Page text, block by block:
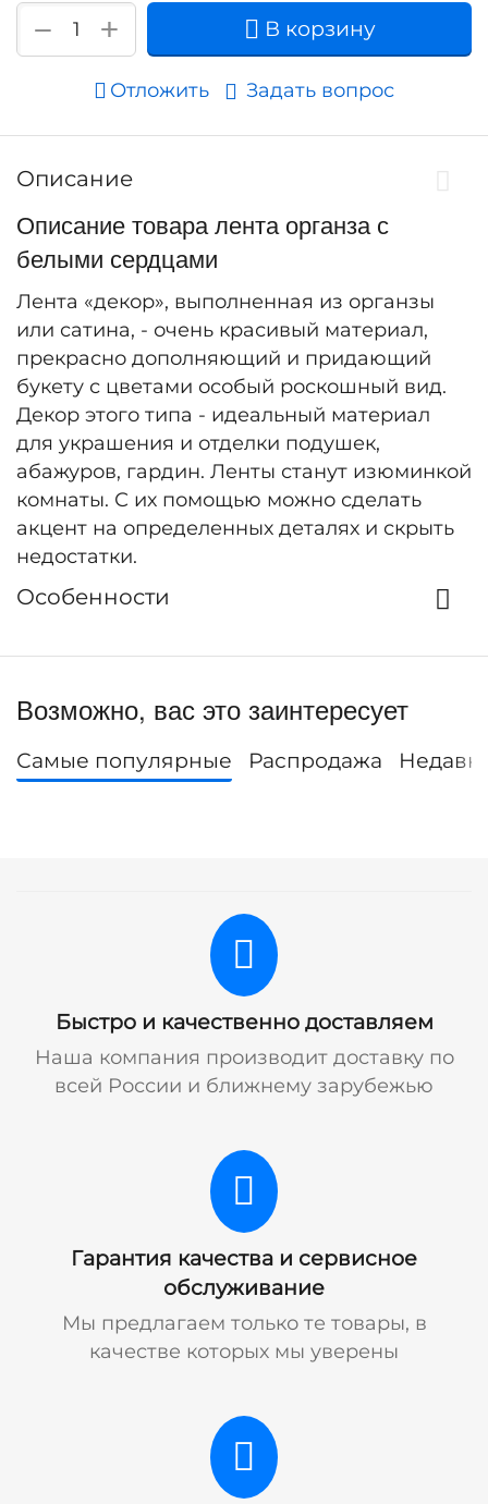
+
− В корзину
Отложить Задать вопрос
Описание
Описание товара лента органза с
белыми сердцами
Лента «декор», выполненная из органзы
или сатина, - очень красивый материал,
прекрасно дополняющий и придающий
букету с цветами особый роскошный вид.
Декор этого типа - идеальный материал
для украшения и отделки подушек,
абажуров, гардин. Ленты станут изюминкой
комнаты. С их помощью можно сделать
акцент на определенных деталях и скрыть
недостатки.
Особенности
Возможно, вас это заинтересует
Самые популярные Распродажа
Быстро и качественно доставляем
Наша компания производит доставку по
всей России и ближнему зарубежью
Гарантия качества и сервисное
обслуживание
Мы предлагаем только те товары, в
качестве которых мы уверены